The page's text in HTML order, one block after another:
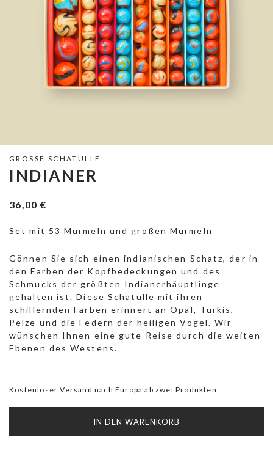
GROSSE SCHATULLE
INDIANER
36,00 €
Set mit 53 Murmeln und großen Murmeln
Gönnen Sie sich einen indianischen Schatz, der in
den Farben der Kopfbedeckungen und des
Schmucks der größten Indianerhäuptlinge
gehalten ist. Diese Schatulle mit ihren
schillernden Farben erinnert an Opal, Türkis,
Pelze und die Federn der heiligen Vögel. Wir
wünschen Ihnen eine gute Reise durch die weiten
Ebenen des Westens.
Kostenloser Versand nach Europa ab zwei Produkten.
IN DEN WARENKORB